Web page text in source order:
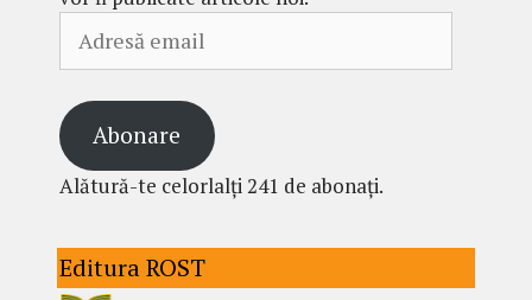
email
Abonare
Alătură-te celorlalți 241 de abonați.
Editura ROST